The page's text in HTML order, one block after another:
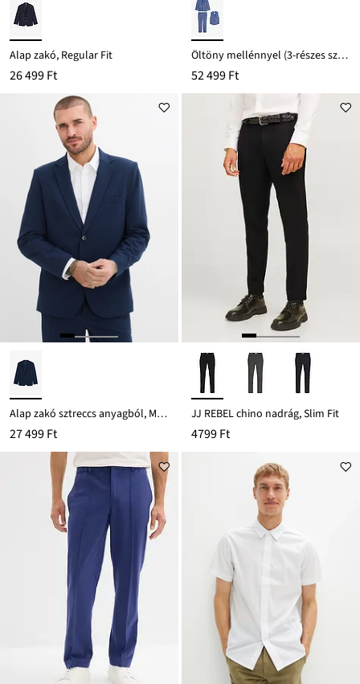
Alap zakó, Regular Fit
26 499 Ft
Öltöny mellénnyel (3-részes szett), Regular Fit
52 499 Ft
Alap zakó sztreccs anyagból, Modern Fit
27 499 Ft
JJ REBEL chino nadrág, Slim Fit
4799 Ft